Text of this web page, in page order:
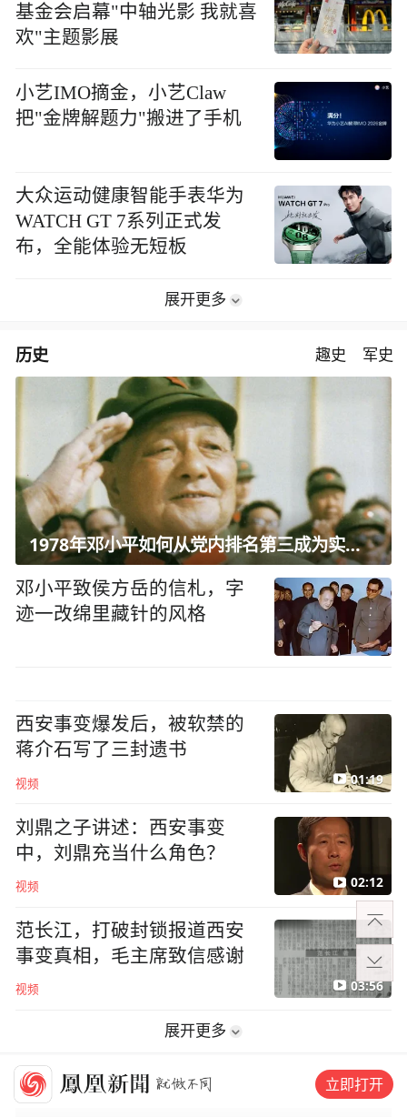
基金会启幕"中轴光影 我就喜
欢"主题影展
小艺IMO摘金，小艺Claw
把"金牌解题力"搬进了手机
大众运动健康智能手表华为
WATCH GT 7系列正式发
布，全能体验无短板
展开更多
历史 趣史 军史
1978年邓小平如何从党内排名第三成为实际核心？
邓小平致侯方岳的信札，字
迹一改绵里藏针的风格
西安事变爆发后，被软禁的
蒋介石写了三封遗书
视频 01:19
刘鼎之子讲述：西安事变
中，刘鼎充当什么角色？
视频 02:12
范长江，打破封锁报道西安
事变真相，毛主席致信感谢
视频 03:56
展开更多
社会 立即打开